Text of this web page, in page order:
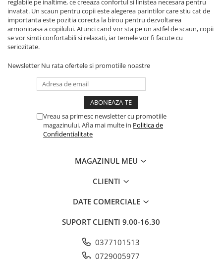
reglabile pe inaltime, ce creeaza confortul si linistea necesara pentru
invatat. Un scaun pentru copii este alegerea parintilor care stiu cat de
importanta este pozitia corecta la birou pentru dezvoltarea
armonioasa a copilului. Atunci cand vor sta pe un astfel de scaun, copii
se vor simti confortabili si relaxati, iar temele vor fi facute cu
seriozitate.
Newsletter Nu rata ofertele si promotiile noastre
Vreau sa primesc newsletter cu promotiile
magazinului. Afla mai multe in Politica de
Confidentialitate
MAGAZINUL MEU
CLIENTI
DATE COMERCIALE
SUPORT CLIENTI 9.00-16.30
0377101513
0729005977